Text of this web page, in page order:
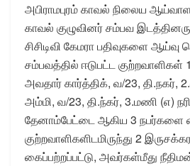
அபிராமபுரம் காவல் நிலைய
காவல் குழுவினர் சம்பவ
சிசிடிவி கேமரா பதிவுகளை ஆய்வு
சம்பவத்தில் ஈடுபட்ட குற்றவாளிகள்
அவதார் கார்த்திக், வ/23, தி.நகர்,
அம்மி, வ/23, தி.ந்கர், 3.மணி (எ)
தேனாம்பேட்டை ஆகிய 3 நபர்களை
குற்றவாளிகளிடமிருந்து 2
கைப்பற்றப்பட்டு, அவர்கள்மீது